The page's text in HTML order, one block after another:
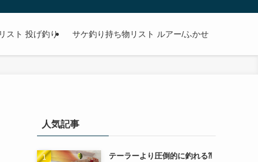
スト 投げ釣り サケ釣り持ち物リスト ルアー/ふかせ
人気記事
テーラーより圧倒的に釣れる⁈